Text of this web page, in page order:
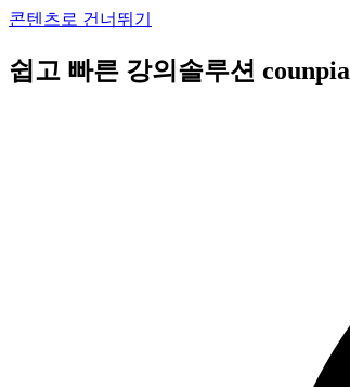
콘텐츠로 건너뛰기
쉽고 빠른 강의솔루션 counpia